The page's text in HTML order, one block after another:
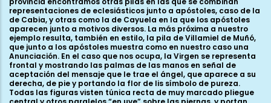
representaciones de eclesiásticos junto a apóstoles, caso de la
de Cabia, y otras como la de Cayuela en la que los apóstoles
aparecen junto a motivos diversos. La más próxima a nuestro
ejemplo resulta, también en estilo, la pila de Villamiel de Muñó,
que junto a los apóstoles muestra como en nuestro caso una
Anunciación. En el caso que nos ocupa, la Virgen se representa
frontal y mostrando las palmas de las manos en señal de
aceptación del mensaje que le trae el ángel, que aparece a su
derecha, de pie y portando la flor de lis símbolo de pureza.
Todas las figuras visten túnica recta de muy marcado pliegue